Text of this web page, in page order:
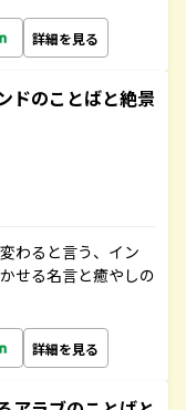
詳細を見る
ドのことばと絶景
わると言う、イン
せる名言と癒やしの
詳細を見る